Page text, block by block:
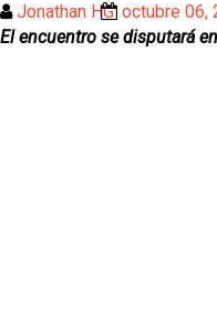
Jonathan HG octubre 06,
El encuentro se disputará